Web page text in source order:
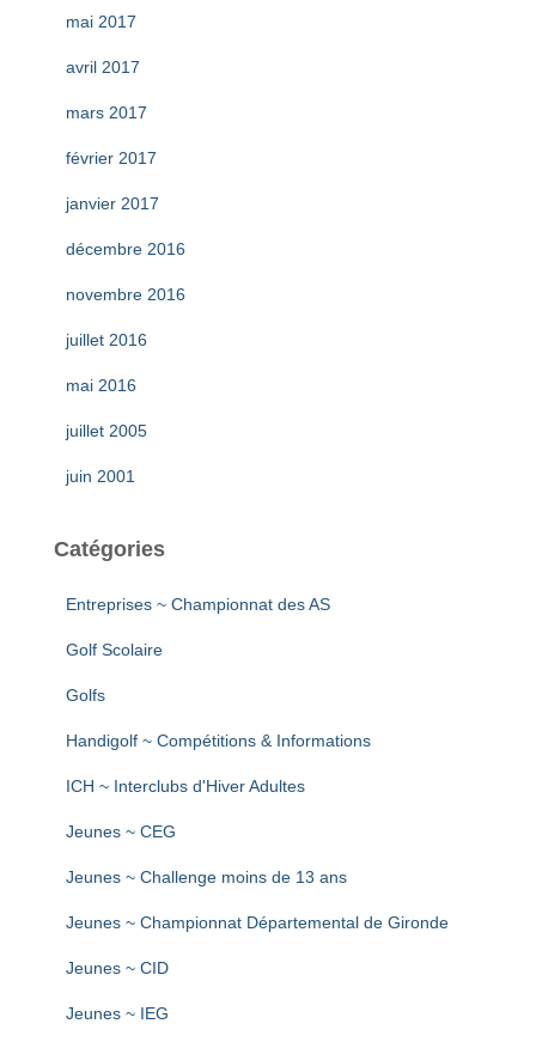
mai 2017
avril 2017
mars 2017
février 2017
janvier 2017
décembre 2016
novembre 2016
juillet 2016
mai 2016
juillet 2005
juin 2001
Catégories
Entreprises ~ Championnat des AS
Golf Scolaire
Golfs
Handigolf ~ Compétitions & Informations
ICH ~ Interclubs d'Hiver Adultes
Jeunes ~ CEG
Jeunes ~ Challenge moins de 13 ans
Jeunes ~ Championnat Départemental de Gironde
Jeunes ~ CID
Jeunes ~ IEG